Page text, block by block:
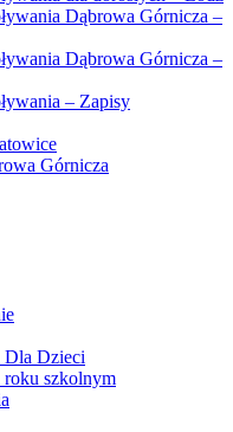
Dąbrowa Górnicza –
Dąbrowa Górnicza –
– Zapisy
Górnicza
Dla Dzieci
roku szkolnym